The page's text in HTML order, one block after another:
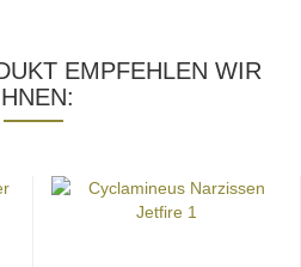
EMPFEHLEN WIR